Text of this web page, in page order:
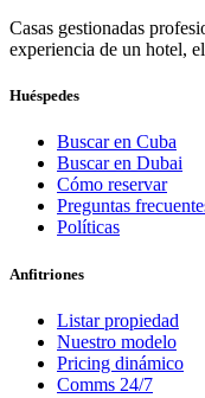
Casas gestionadas
experiencia de un hotel,
Huéspedes
Buscar en Cuba
Buscar en Dubai
Cómo reservar
Preguntas
Políticas
Anfitriones
Listar propiedad
Nuestro modelo
Pricing dinámico
Comms 24/7